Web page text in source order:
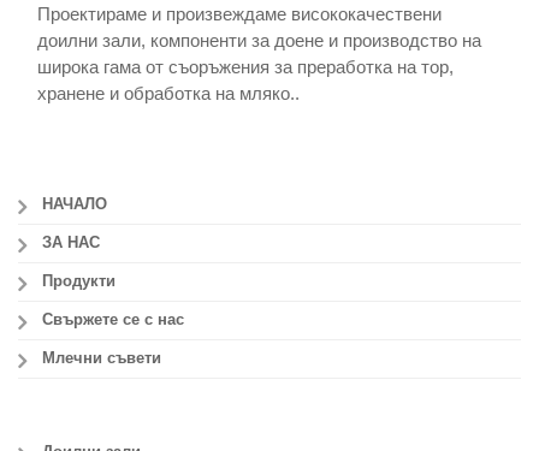
Проектираме и произвеждаме висококачествени
доилни зали, компоненти за доене и производство на
широка гама от съоръжения за преработка на тор,
хранене и обработка на мляко..
НАЧАЛО
ЗА НАС
Продукти
Свържете се с нас
Млечни съвети